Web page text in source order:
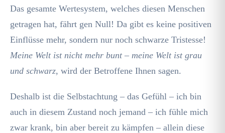
Das gesamte Wertesystem, welches diesen Menschen
getragen hat, fährt gen Null! Da gibt es keine positiven
Einflüsse mehr, sondern nur noch schwarze Tristesse!
Meine Welt ist nicht mehr bunt – meine Welt ist grau
und schwarz, wird der Betroffene Ihnen sagen.
Deshalb ist die Selbstachtung – das Gefühl – ich bin
auch in diesem Zustand noch jemand – ich fühle mich
zwar krank, bin aber bereit zu kämpfen – allein diese